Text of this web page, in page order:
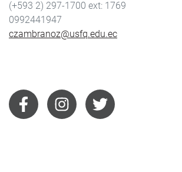
(+593 2) 297-1700
1769
0992441947
czambranoz@usfq.edu.ec